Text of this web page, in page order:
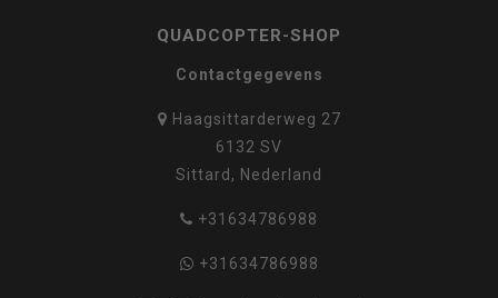
QUADCOPTER-SHOP
Contactgegevens
Haagsittarderweg 27
6132 SV
Sittard, Nederland
+31634786988
+31634786988